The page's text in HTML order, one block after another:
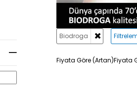
Biodroga
Fiyata Göre (Artan)Fiyata